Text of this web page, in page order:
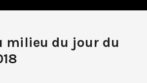
milieu du jour du